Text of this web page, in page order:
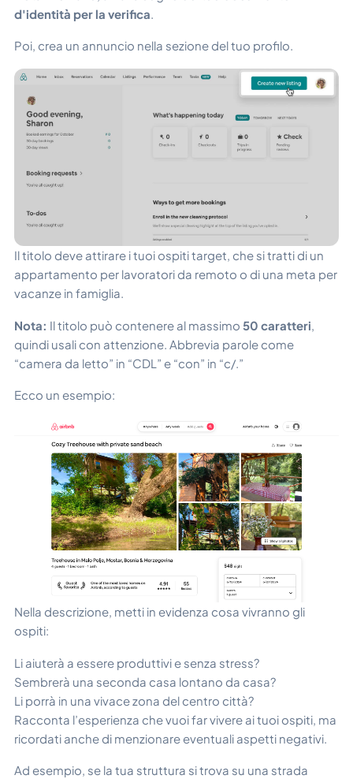
d'identità per la verifica.
Poi, crea un annuncio nella sezione del tuo profilo.
Il titolo deve attirare i tuoi ospiti target, che si tratti di un
appartamento per lavoratori da remoto o di una meta per
vacanze in famiglia.
Nota: Il titolo può contenere al massimo 50 caratteri
quindi usali con attenzione. Abbrevia parole come
“camera da letto” in “CDL” e “con” in “c/.”
Ecco un esempio:
Nella descrizione, metti in evidenza cosa vivranno gli
ospiti:
Li aiuterà a essere produttivi e senza stress?
Sembrerà una seconda casa lontano da casa?
Li porrà in una vivace zona del centro città?
Racconta l’esperienza che vuoi far vivere ai tuoi ospiti, ma
ricordati anche di menzionare eventuali aspetti negativi.
Ad esempio, se la tua struttura si trova su una strada